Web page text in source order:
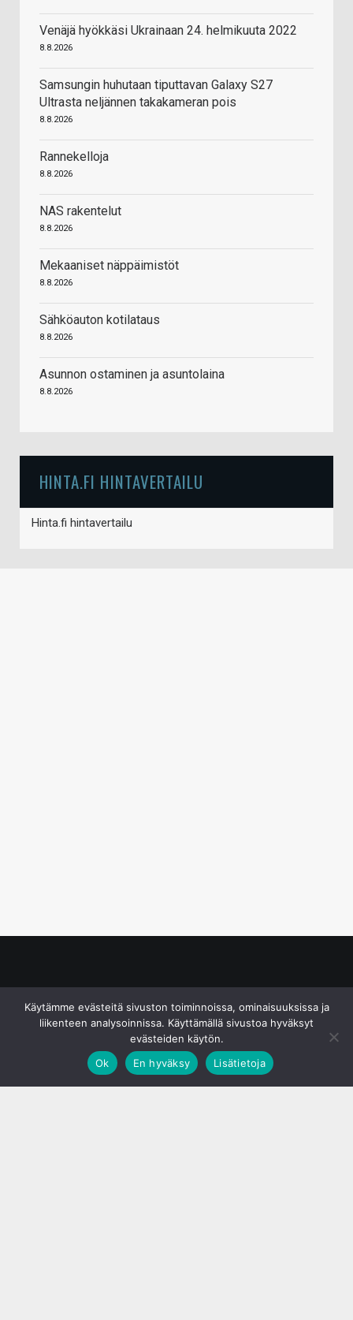
Venäjä hyökkäsi Ukrainaan 24. helmikuuta 2022
8.8.2026
Samsungin huhutaan tiputtavan Galaxy S27
Ultrasta neljännen takakameran pois
8.8.2026
Rannekelloja
8.8.2026
NAS rakentelut
8.8.2026
Mekaaniset näppäimistöt
8.8.2026
Sähköauton kotilataus
8.8.2026
Asunnon ostaminen ja asuntolaina
8.8.2026
HINTA.FI HINTAVERTAILU
Hinta.fi hintavertailu
Käytämme evästeitä sivuston toiminnoissa, ominaisuuksissa ja
liikenteen analysoinnissa. Käyttämällä sivustoa hyväksyt
evästeiden käytön.
Ok
En hyväksy Lisätietoja